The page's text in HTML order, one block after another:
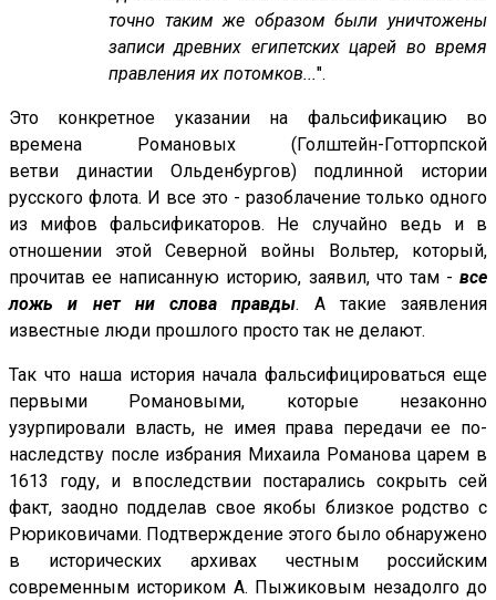
точно таким же образом были уничтожены
записи древних египетских царей во время
правления их потомков...".
Это конкретное указании на фальсификацию во
времена Романовых ( Голштейн-Готторпской
ветви династии Ольденбургов) подлинной истории
русского флота. И все это - разоблачение только одного
из мифов фальсификаторов. Не случайно ведь и в
отношении этой Северной войны Вольтер, который,
прочитав ее написанную историю, заявил, что там - все
ложь и нет ни слова правды. А такие заявления
известные люди прошлого просто так не делают.
Так что наша история начала фальсифицироваться еще
первыми Романовыми, которые незаконно
узурпировали власть, не имея права передачи ее по-
наследству после избрания Михаила Романова царем в
1613 году, и впоследствии постарались сокрыть сей
факт, заодно подделав свое якобы близкое родство с
Рюриковичами. Подтверждение этого было обнаружено
в исторических архивах честным российским
современным историком А. Пыжиковым незадолго до